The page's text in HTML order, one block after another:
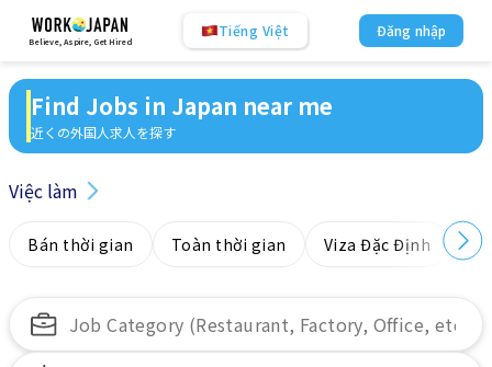
Believe, Aspire, Get Hired
Tiếng Việt Đăng nhập
Find Jobs in Japan near me
近くの外国人求人を探す
Việc làm
Bán thời gian Toàn thời gian Viza Đặc Định